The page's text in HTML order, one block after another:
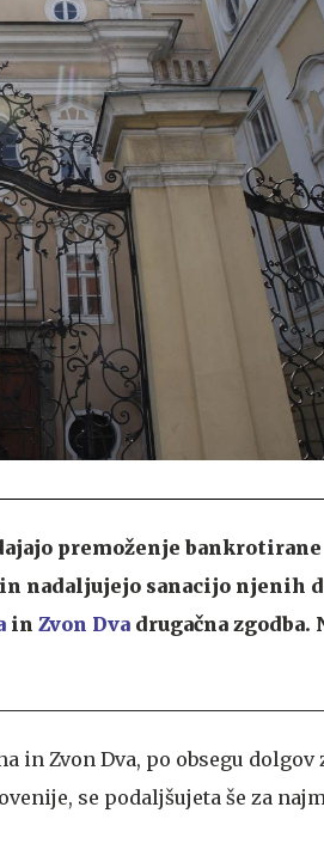
premoženje bankrotirane
nadaljujejo sanacijo njenih
in Zvon Dva drugačna zgodba.
in Zvon Dva, po obsegu dolgov
se podaljšujeta še za